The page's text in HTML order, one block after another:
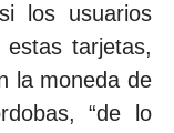
los usuarios
tarjetas,
la moneda de
“de lo